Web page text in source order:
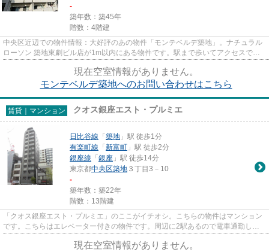
-
築年数：築45年
階数：4階建
中央区近辺での物件情報：大好評のあの物件「モンテベルデ築地」。ナチュラル
ローソン 築地東劇ビル店が1m以内にある物件です。駅まで歩いてアクセスでき
現在空室情報がありません。
モンテベルデ築地へのお問い合わせはこちら
賃貸｜マンション クオス銀座エスト・プルミエ
日比谷線 「 築地 」駅 徒歩1分
有楽町線 「 新富町 」駅 徒歩2分
銀座線 「 銀座 」駅 徒歩14分
東京都中央区築地 ３丁目3－10
-
築年数：築22年
階数：13階建
「クオス銀座エスト・プルミエ」のここがイチオシ。こちらの物件はマンション
です。こちらはエレベーター付きの物件です。周辺に2駅あるので電車通勤しや
現在空室情報がありません。